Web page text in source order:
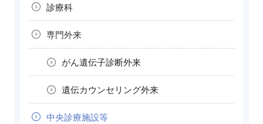
診療科
専門外来
がん遺伝子診断外来
遺伝カウンセリング外来
中央診療施設等